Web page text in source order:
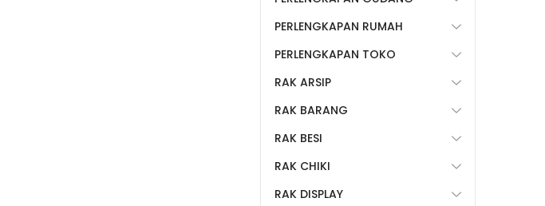
PERLENGKAPAN RUMAH
PERLENGKAPAN TOKO
RAK ARSIP
RAK BARANG
RAK BESI
RAK CHIKI
RAK DISPLAY